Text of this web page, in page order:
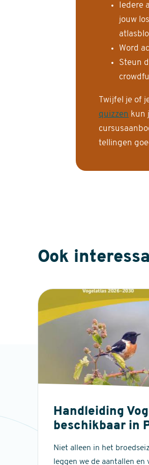
Iedere
jouw
Word
Steun
Twijfel je of
quizzen kun
tellingen
Ook
Handleiding
beschikbaar in
Niet alleen in het
leggen we de aantallen